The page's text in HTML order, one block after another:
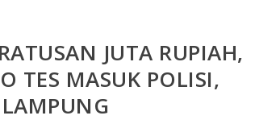
JUTA RUPIAH,
TES MASUK POLISI,